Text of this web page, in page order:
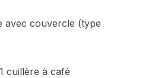
avec couvercle (type
cuillère à café